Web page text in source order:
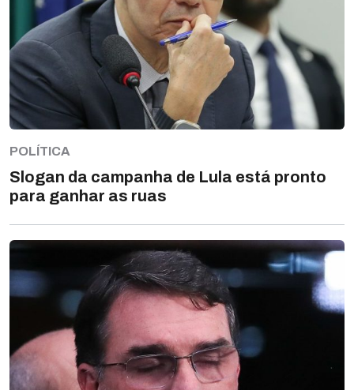
POLÍTICA
Slogan da campanha de Lula está pronto
para ganhar as ruas